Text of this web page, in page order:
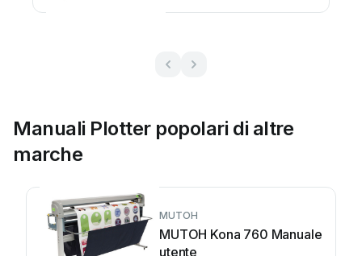
Manuali Plotter popolari di altre
marche
MUTOH
MUTOH Kona 760 Manuale
utente